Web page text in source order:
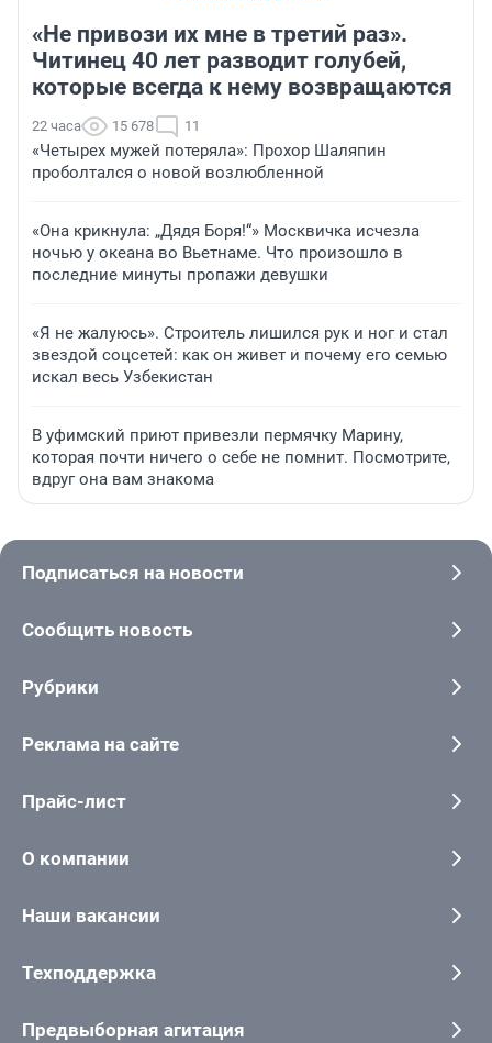
«Не привози их мне в третий раз».
Читинец 40 лет разводит голубей,
которые всегда к нему возвращаются
22 часа 15 678 11
«Четырех мужей потеряла»: Прохор Шаляпин
проболтался о новой возлюбленной
«Она крикнула: „Дядя Боря!“» Москвичка исчезла
ночью у океана во Вьетнаме. Что произошло в
последние минуты пропажи девушки
«Я не жалуюсь». Строитель лишился рук и ног и стал
звездой соцсетей: как он живет и почему его семью
искал весь Узбекистан
В уфимский приют привезли пермячку Марину,
которая почти ничего о себе не помнит. Посмотрите,
вдруг она вам знакома
Подписаться на новости
Сообщить новость
Рубрики
Реклама на сайте
Прайс-лист
О компании
Наши вакансии
Техподдержка
Предвыборная агитация